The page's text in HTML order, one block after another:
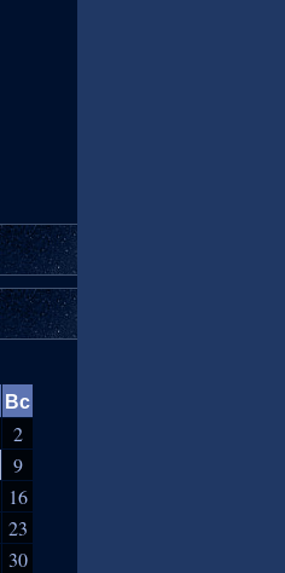
Вс
2
9
16
23
30